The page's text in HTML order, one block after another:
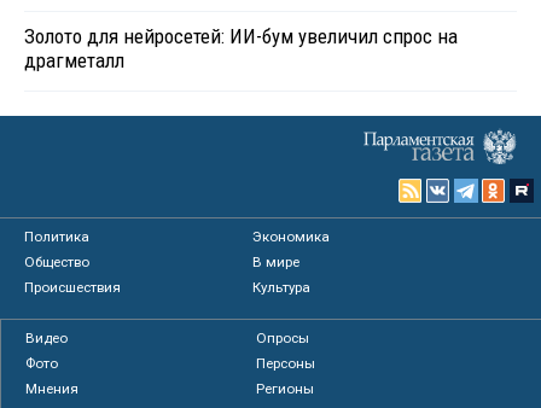
Золото для нейросетей: ИИ-бум увеличил спрос на
драгметалл
Политика
Экономика
Общество
В мире
Происшествия
Культура
Видео
Опросы
Фото
Персоны
Мнения
Регионы